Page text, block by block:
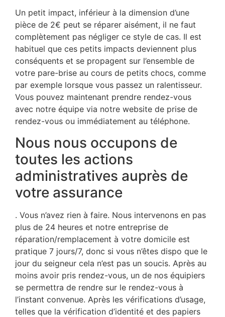
Un petit impact, inférieur à la dimension d’une
pièce de 2€ peut se réparer aisément, il ne faut
complètement pas négliger ce style de cas. Il est
habituel que ces petits impacts deviennent plus
conséquents et se propagent sur l’ensemble de
votre pare-brise au cours de petits chocs, comme
par exemple lorsque vous passez un ralentisseur.
Vous pouvez maintenant prendre rendez-vous
avec notre équipe via notre website de prise de
rendez-vous ou immédiatement au téléphone.
Nous nous occupons de
toutes les actions
administratives auprès de
votre assurance
. Vous n’avez rien à faire. Nous intervenons en pas
plus de 24 heures et notre entreprise de
réparation/remplacement à votre domicile est
pratique 7 jours/7, donc si vous n’êtes dispo que le
jour du seigneur cela n’est pas un soucis. Après au
moins avoir pris rendez-vous, un de nos équipiers
se permettra de rendre sur le rendez-vous à
l’instant convenue. Après les vérifications d’usage,
telles que la vérification d’identité et des papiers